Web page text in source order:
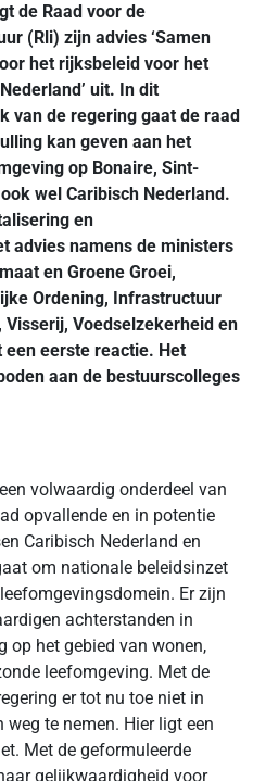
de Raad voor de
(Rli) zijn advies ‘Samen
het rijksbeleid voor het
uit. In dit
van de regering gaat de raad
kan geven aan het
op Bonaire, Sint-
wel Caribisch Nederland.
en
advies namens de ministers
en Groene Groei,
Ordening, Infrastructuur
Voedselzekerheid en
eerste reactie. Het
aan de bestuurscolleges
volwaardig onderdeel van
opvallende en in potentie
Caribisch Nederland en
om nationale beleidsinzet
Er zijn
achterstanden in
op het gebied van wonen,
leefomgeving. Met de
er tot nu toe niet in
te nemen. Hier ligt een
Met de geformuleerde
gelijkwaardigheid voor